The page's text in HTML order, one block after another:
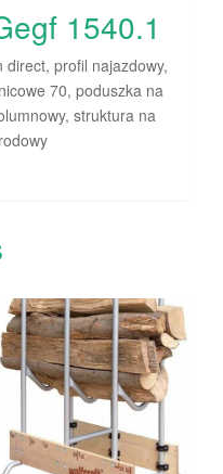
1540.1
profil najazdowy,
70, poduszka na
struktura na